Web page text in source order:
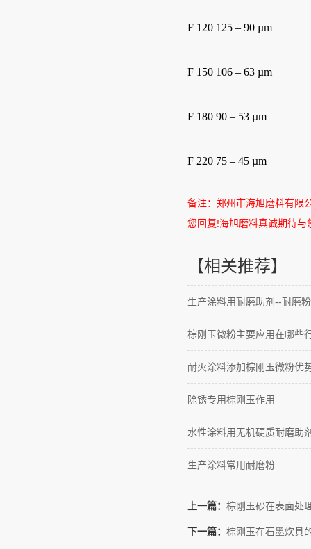
F 120 125 – 90 µm
F 150 106 – 63 µm
F 180 90 – 53 µm
F 220 75 – 45 µm
备注：郑州市海旭磨料有限
您回复!海旭磨料真诚期待与
【相关推荐】
生产涂料用耐磨助剂--耐磨粉
棕刚玉微粉主要应用在哪些
耐火涂料添加棕刚玉微粉优
除锈专用棕刚玉作用
水性涂料用无机硬质耐磨助
生产涂料常用耐磨粉
上一篇： 棕刚玉砂在表面处
下一篇： 棕刚玉在石墨炊具